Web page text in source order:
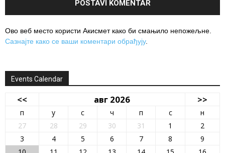
Ово веб место користи Акисмет како би смањило непожељне.
Сазнајте како се ваши коментари обрађују.
Events Calendar
<< авг 2026 >>
п у с ч п с
н
27
28 29 30 31 1
2
3
4 5 6 7 8
9